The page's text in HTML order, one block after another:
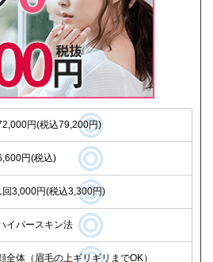
円(税込79,200円)
円(税込)
回3,000円(税込3,300円)
イパースキン法
全体（眉毛の上ギリギリまでOK）